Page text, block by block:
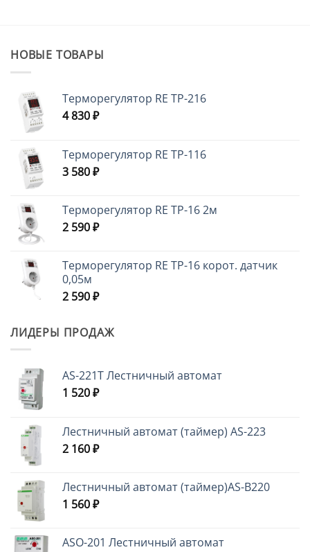
НОВЫЕ ТОВАРЫ
Терморегулятор RE ТР-216
4 830₽
Терморегулятор RE ТР-116
3 580₽
Терморегулятор RE ТР-16 2м
2 590₽
Терморегулятор RE ТР-16 корот. датчик
0,05м
2 590₽
ЛИДЕРЫ ПРОДАЖ
AS-221T Лестничный автомат
1 520₽
Лестничный автомат (таймер) AS-223
2 160₽
Лестничный автомат (таймер)AS-B220
1 560₽
ASO-201 Лестничный автомат